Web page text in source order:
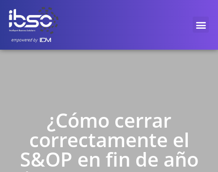
¿Cómo cerrar
correctamente el
S&OP en fin de año